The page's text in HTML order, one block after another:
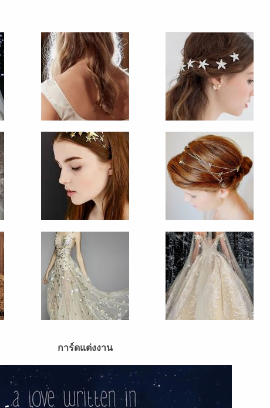
การ์ดแต่งงาน